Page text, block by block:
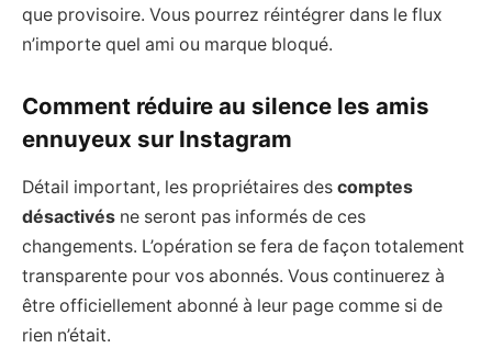
que provisoire. Vous pourrez réintégrer dans le flux
n’importe quel ami ou marque bloqué.
Comment réduire au silence les amis
ennuyeux sur Instagram
Détail important, les propriétaires des comptes
désactivés ne seront pas informés de ces
changements. L’opération se fera de façon totalement
transparente pour vos abonnés. Vous continuerez à
être officiellement abonné à leur page comme si de
rien n’était.